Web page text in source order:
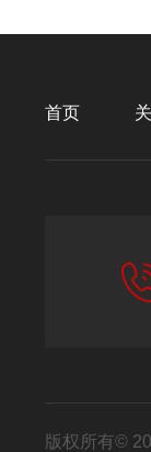
首页
版权所有©